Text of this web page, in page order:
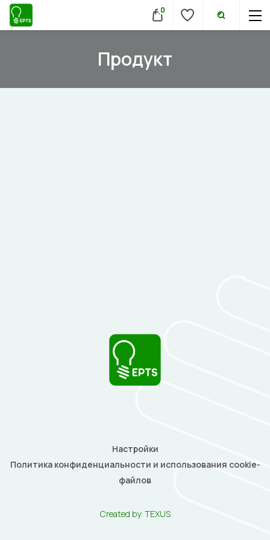
0
Продукт
Настройки
Политика конфиденциальности и использования cookie-
файлов
Created by: TEXUS